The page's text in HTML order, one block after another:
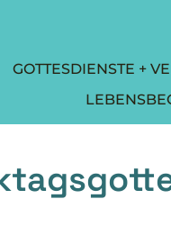
GOTTESDIENSTE +